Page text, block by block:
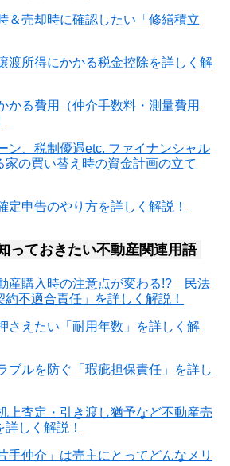
＆売却時に確認したい「修繕積立
渡所得にかかる税金控除を詳しく解
かる費用（仲介手数料・測量費用
ン、税制優遇etc. ファイナンシャル
家の買い替え時の資金計画の立て
定申告のやり方を詳しく解説！
っておきたい不動産関連用語
産購入時の注意点が変わる!? 民法
不適合責任」を詳しく解説！
さえたい「耐用年数」を詳しく解
ブルを防ぐ「瑕疵担保責任」を詳し
上査定・引き渡し猶予など不動産売
しく解説！
手仲介」は売主にとってどんなメリ